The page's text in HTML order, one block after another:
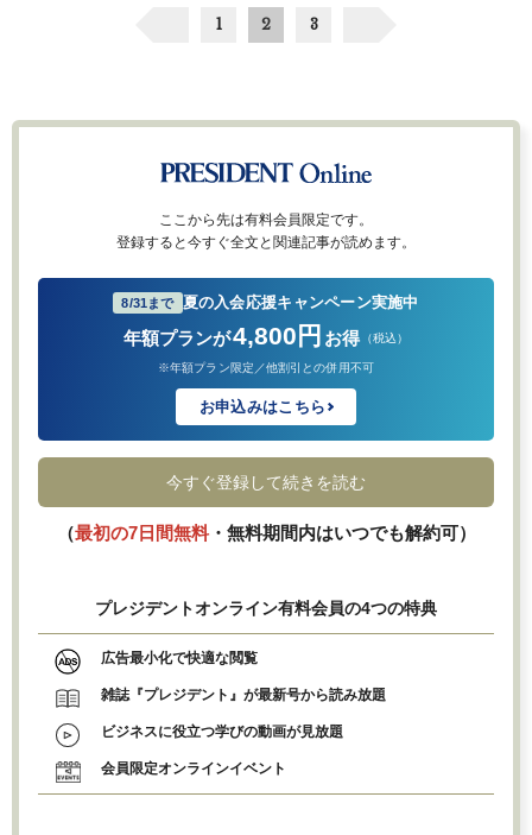
1 2 3
ここから先は有料会員限定です。
登録すると今すぐ全文と関連記事が読めます。
8/31まで 夏の入会応援キャンペーン実施中
年額プランが4,800円 お得 （税込）
※年額プラン限定／他割引との併用不可
お申込みはこちら
今すぐ登録して続きを読む
（最初の7日間無料・無料期間内はいつでも解約可）
プレジデントオンライン有料会員の4つの特典
広告最小化で快適な閲覧
雑誌『プレジデント』が最新号から読み放題
ビジネスに役立つ学びの動画が見放題
会員限定オンラインイベント